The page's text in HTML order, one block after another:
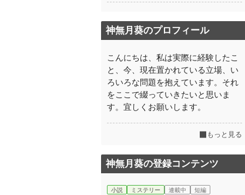
神無月葵のプロフィール
こんにちは、私は実際に経験したこ
と、今、現在置かれている立場、い
ろいろな問題を抱えています。それ
をここで綴っていきたいと思いま
す。宜しくお願いします。
もっと見る
神無月葵の登録コンテンツ
小説 ミステリー 連載中 短編